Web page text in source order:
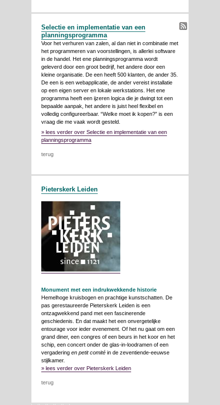
Selectie en implementatie van een
planningsprogramma
Voor het verhuren van zalen, al dan niet in combinatie met
het programmeren van voorstellingen, is allerlei software
in de handel. Het ene planningsprogramma wordt
geleverd door een groot bedrijf, het andere door een
kleine organisatie. De een heeft 500 klanten, de ander 35.
De een is een webapplicatie, de ander vereist installatie
op een eigen server en lokale werkstations. Het ene
programma heeft een ijzeren logica die je dwingt tot een
bepaalde aanpak, het andere is juist heel flexibel en
volledig configureerbaar. “Welke moet ik kopen?” is een
vraag die me vaak wordt gesteld.
» lees verder over Selectie en implementatie van een
planningsprogramma
terug
Pieterskerk Leiden
Monument met een indrukwekkende historie
Hemelhoge kruisbogen en prachtige kunstschatten. De
pas gerestaureerde Pieterskerk Leiden is een
ontzagwekkend pand met een fascinerende
geschiedenis. En dat maakt het een onvergetelijke
entourage voor ieder evenement. Of het nu gaat om een
grand diner, een congres of een beurs in het koor en het
schip, een concert onder de glas-in-loodramen of een
vergadering en petit comité in de zeventiende-eeuwse
stijlkamer.
» lees verder over Pieterskerk Leiden
terug